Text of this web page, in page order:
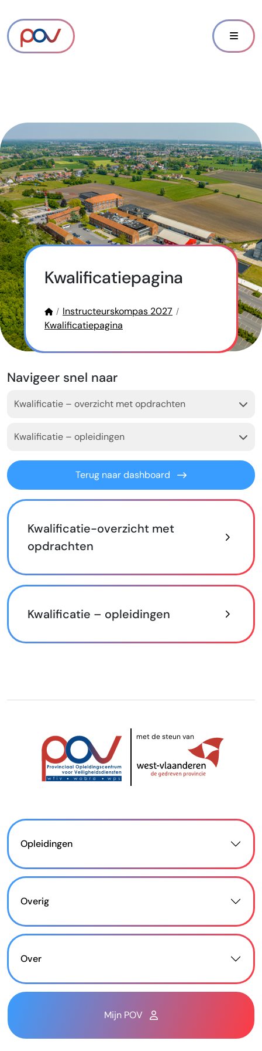
Kwalificatiepagina
Instructeurskompas 2027
Kwalificatiepagina
Navigeer snel naar
Kwalificatie – overzicht met opdrachten
Kwalificatie – opleidingen
Terug naar dashboard
Kwalificatie-overzicht met
opdrachten
Kwalificatie – opleidingen
met de steun van
Opleidingen
Overig
Over
Mijn POV